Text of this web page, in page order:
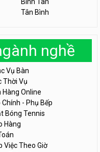
Tân Bình
nghề
Vụ Bàn
Thời Vụ
Hàng Online
Chính - Phụ Bếp
Bóng Tennis
Hàng
Việc Theo Giờ